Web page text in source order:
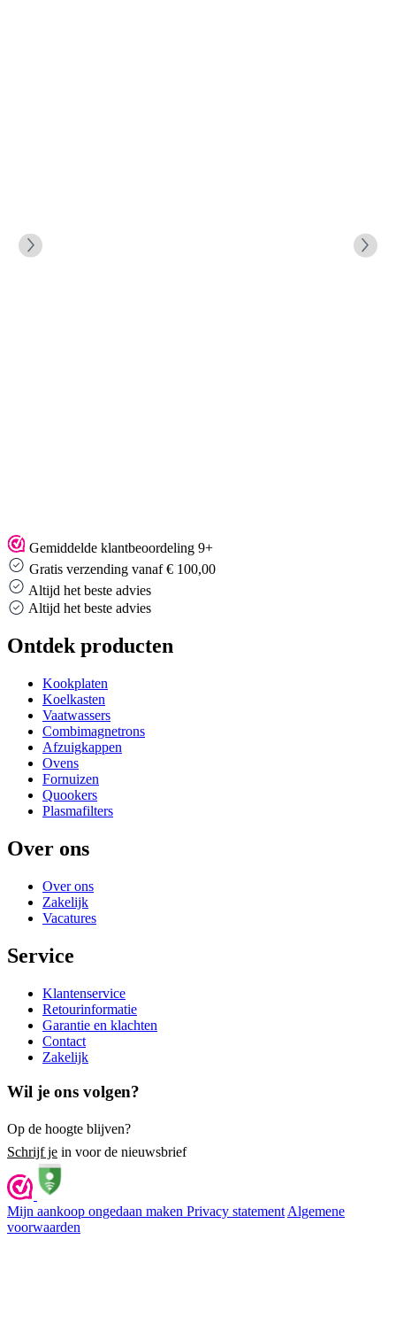
Gemiddelde klantbeoordeling 9+
Gratis verzending vanaf € 100,00
Altijd het beste advies
Altijd het beste advies
Ontdek producten
Kookplaten
Koelkasten
Vaatwassers
Combimagnetrons
Afzuigkappen
Ovens
Fornuizen
Quookers
Plasmafilters
Over ons
Over ons
Zakelijk
Vacatures
Service
Klantenservice
Retourinformatie
Garantie en klachten
Contact
Zakelijk
Wil je ons volgen?
Op de hoogte blijven?
Schrijf je in voor de nieuwsbrief
Mijn aankoop ongedaan maken Privacy statement Algemene
voorwaarden